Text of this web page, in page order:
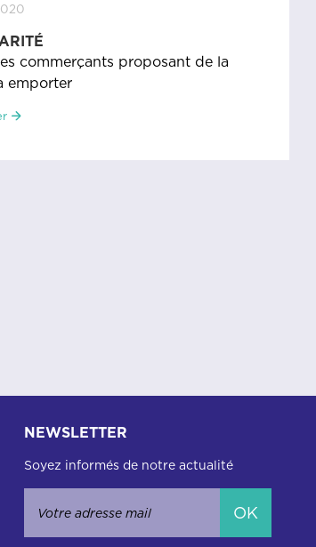
commerçants proposant de la
emporter
NEWSLETTER
Soyez informés de notre actualité
OK